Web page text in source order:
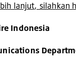
lanjut, silahkan
Indonesia